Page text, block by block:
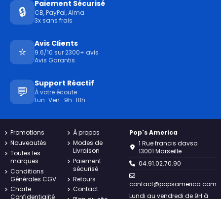
🔒
Paiement Sécurisé
CB, PayPal, Alma
3x sans frais
⭐
Avis Clients
9.6/10 sur 2300+ avis
Avis Garantis
💬
Support Réactif
À votre écoute
Lun-Ven : 9h-18h
Promotions
Nouveautés
Toutes les
marques
Conditions
Générales CGV
Charte
Confidentialité
À propos
Modes de
Livraison
Paiement
sécurisé
Retours
Contact
Pop's America
1 Rue francis davso
13001 Marseille
04.91.02.70.90
contact@popsamerica.com
Lundi au vendredi de 9H à